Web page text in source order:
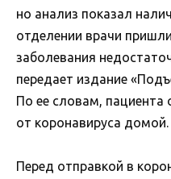
но анализ показал
отделении врачи
заболевания
передает издание
По ее словам, пациента
от коронавируса домой.
Перед отправкой в